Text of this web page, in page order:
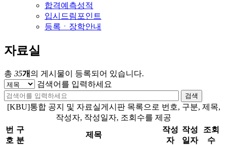
합격예측성적
입시드림포인트
등록ㆍ장학안내
자료실
총 35개 의 게시물이 등록되어 있습니다.
검색어를 입력하세요
검색
[KBU]통합 공지 및 자료실게시판 목록으로 번호, 구분, 제목,
작성자, 작성일자, 조회수를 제공
번
호
구
분
제목
작성
자
작성
일자
조회
수